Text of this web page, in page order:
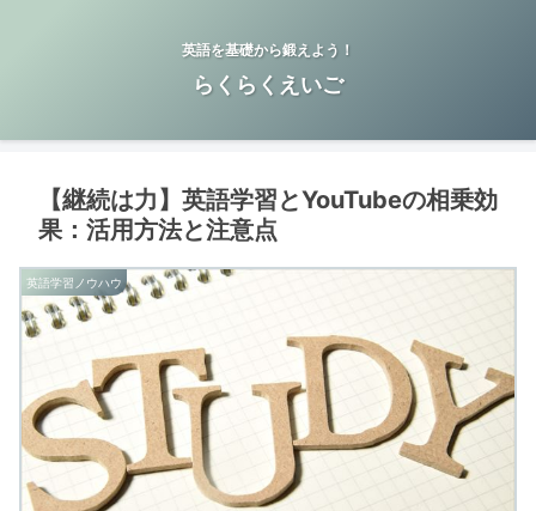
英語を基礎から鍛えよう！
らくらくえいご
【継続は力】英語学習とYouTubeの相乗効
果：活用方法と注意点
英語学習ノウハウ